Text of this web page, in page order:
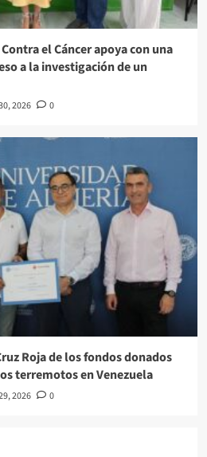
el Cáncer apoya con una
a la investigación de un
2026 0
Roja de los fondos donados
terremotos en Venezuela
2026 0